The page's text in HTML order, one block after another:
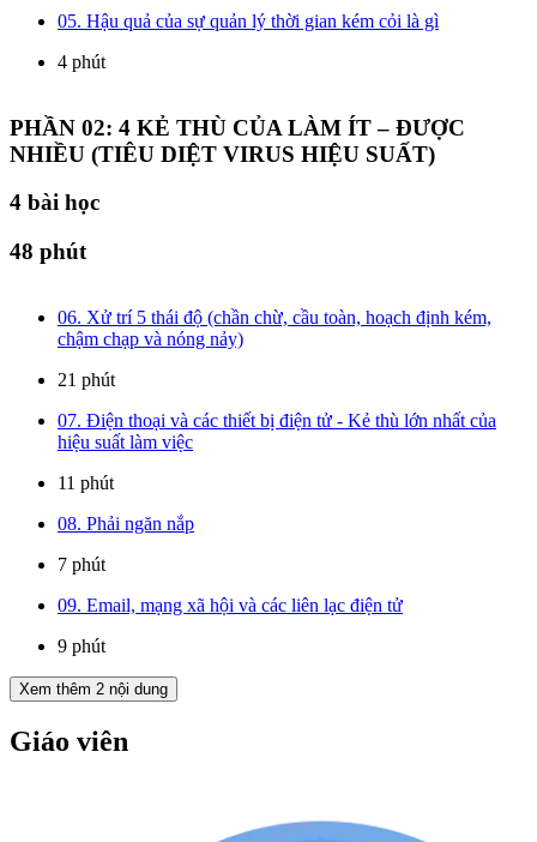
05. Hậu quả của sự quản lý thời gian kém cỏi là gì
4 phút
PHẦN 02: 4 KẺ THÙ CỦA LÀM ÍT – ĐƯỢC
NHIỀU (TIÊU DIỆT VIRUS HIỆU SUẤT)
4 bài học
48 phút
06. Xử trí 5 thái độ (chần chừ, cầu toàn, hoạch định kém,
chậm chạp và nóng nảy)
21 phút
07. Điện thoại và các thiết bị điện tử - Kẻ thù lớn nhất của
hiệu suất làm việc
11 phút
08. Phải ngăn nắp
7 phút
09. Email, mạng xã hội và các liên lạc điện tử
9 phút
Xem thêm 2 nội dung
Giáo viên